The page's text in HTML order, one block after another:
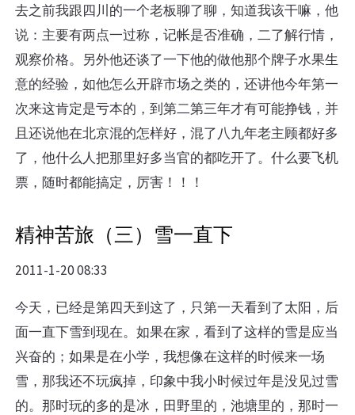
去之前我跟四川的一个老板聊了聊，知道我该干嘛，他
说：主要有两点一过称，记帐是否准确，二了解行情，
观察价格。另外他还谈了一下他的做他那个牌子水果生
意的经验，如他怎么开辟市场之类的，还讲他今年第一
次来这肯定是亏本的，到第二第三年才有可能挣钱，并
且还说他在北京混的怎样好，混了八九年老主顾都好多
了，他什么人把那里好多当官的都吃开了。什么要飞机
票，随时都能搞定，厉害！！！
精神苦旅（三）雪一直下
2011-1-20 08:33
今天，已经是第四天到这了，只第一天看到了太阳，后
面一直下雪到现在。如果在家，看到了这样的雪是应当
兴奋的；如果是在小学，我想像在这样的时候来一场
雪，那我还不玩疯掉，印象中我小时候过年是没见过雪
的。那时玩的多的是冰，田野里的，池塘里的，那时一